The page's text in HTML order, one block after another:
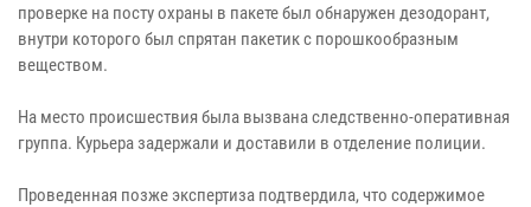
проверке на посту охраны в пакете был обнаружен дезодорант,
внутри которого был спрятан пакетик с порошкообразным
веществом.
На место происшествия была вызвана следственно-оперативная
группа. Курьера задержали и доставили в отделение полиции.
Проведенная позже экспертиза подтвердила, что содержимое